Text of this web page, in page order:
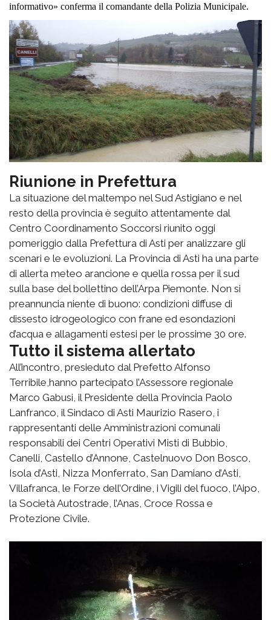
informativo» conferma il comandante della Polizia Municipale.
Riunione in Prefettura
La situazione del maltempo nel Sud Astigiano e nel
resto della provincia è seguito attentamente dal
Centro Coordinamento Soccorsi riunito oggi
pomeriggio dalla Prefettura di Asti per analizzare gli
scenari e le evoluzioni. La Provincia di Asti ha una parte
di allerta meteo arancione e quella rossa per il sud
sulla base del bollettino dell’Arpa Piemonte. Non si
preannuncia niente di buono: condizioni diffuse di
dissesto idrogeologico con frane ed esondazioni
d’acqua e allagamenti estesi per le prossime 30 ore.
Tutto il sistema allertato
All’incontro, presieduto dal Prefetto Alfonso
Terribile,hanno partecipato l’Assessore regionale
Marco Gabusi, il Presidente della Provincia Paolo
Lanfranco, il Sindaco di Asti Maurizio Rasero, i
rappresentanti delle Amministrazioni comunali
responsabili dei Centri Operativi Misti di Bubbio,
Canelli, Castello d’Annone, Castelnuovo Don Bosco,
Isola d’Asti, Nizza Monferrato, San Damiano d’Asti,
Villafranca, le Forze dell’Ordine, i Vigili del fuoco, l’Aipo,
la Società Autostrade, l’Anas, Croce Rossa e
Protezione Civile.